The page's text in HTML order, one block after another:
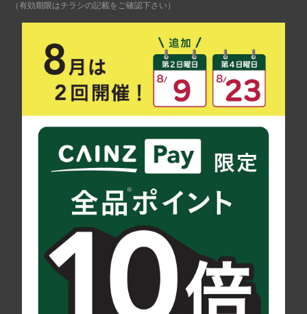
（有効期限はチラシの記載をご確認下さい）